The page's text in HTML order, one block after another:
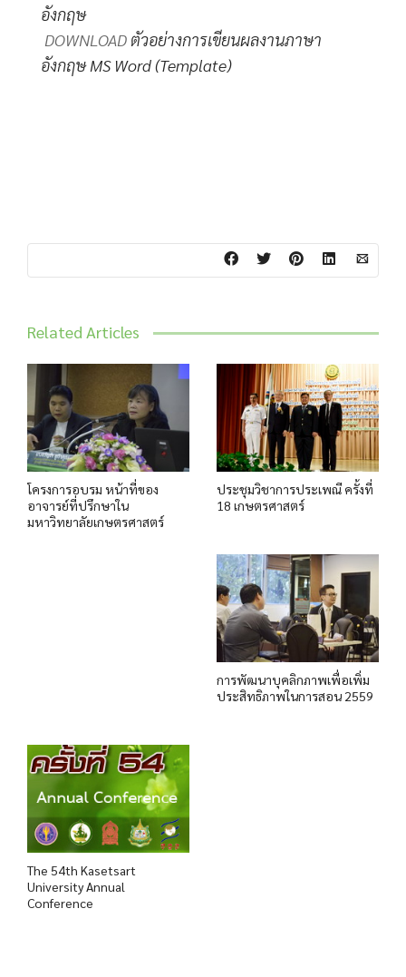
อังกฤษ
DOWNLOAD ตัวอย่างการเขียนผลงานภาษา
อังกฤษ MS Word (Template)
Related Articles
โครงการอบรม หน้าที่ของ
อาจารย์ที่ปรึกษาใน
มหาวิทยาลัยเกษตรศาสตร์
ประชุมวิชาการประเพณี ครั้งที่
18 เกษตรศาสตร์
การพัฒนาบุคลิกภาพเพื่อเพิ่ม
ประสิทธิภาพในการสอน 2559
The 54th Kasetsart
University Annual
Conference